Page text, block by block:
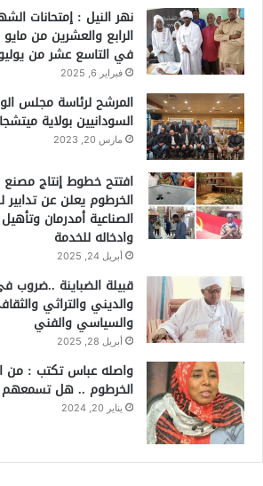
نهر النيل : إمتحانات
الرابع والعشرين من
في التاسع عشر من
فبراير 6, 2025
المرشح لرئاسة مجلس
السودانيين بولاية
مارس 20, 2023
افتتح خطوط إنتاج
الخرطوم يعلن عن
الصناعية أمدرمان
وادخاله للخدمة
أبريل 24, 2025
قبيلة الضباينة ..ضروب
والديني والتراثي
والسياسي والفني
أبريل 28, 2025
واصله عباس تكتب : من
الخرطوم .. هل
يناير 20, 2024